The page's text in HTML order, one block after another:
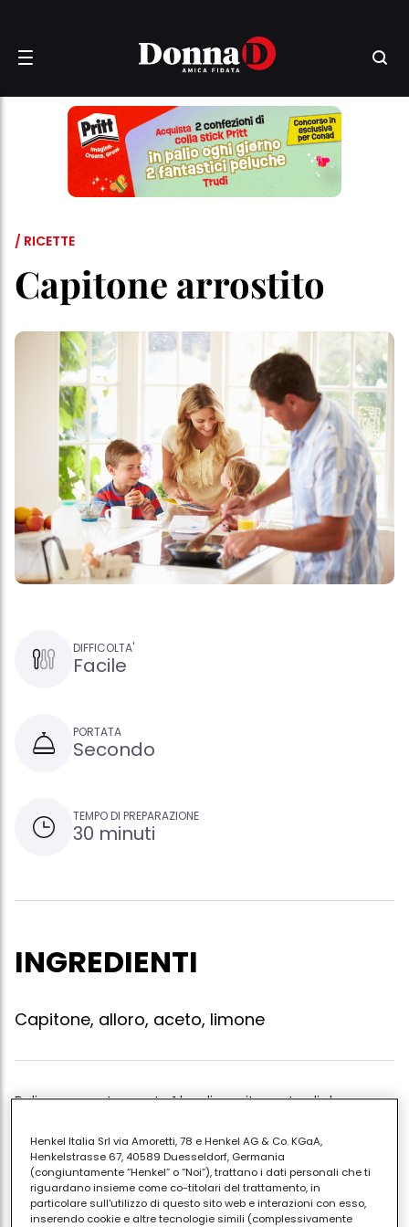
/ RICETTE
Capitone arrostito
DIFFICOLTA'
Facile
PORTATA
Secondo
TEMPO DI PREPARAZIONE
30 minuti
INGREDIENTI
Capitone, alloro, aceto, limone
Pulire accuratamente 1 kg di capitone, taglialo a
longitudinalmente sulla spina per agevolarne la
cottura. asciugare i pezzi , mettere all?interno di
ciascuno un poco di alloro e farli rosolare sulla brace
, spruzzando di tanto in tanto con una marinata di
Henkel Italia Srl via Amoretti, 78 e Henkel AG & Co. KGaA,
Henkelstrasse 67, 40589 Duesseldorf, Germania
(congiuntamente “Henkel” o “Noi”), trattano i dati personali che ti
riguardano insieme come co-titolari del trattamento, in
particolare sull'utilizzo di questo sito web e interazioni con esso,
inserendo cookie e altre tecnologie simili (complessivamente